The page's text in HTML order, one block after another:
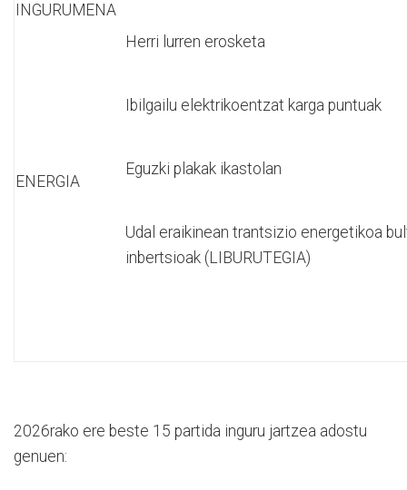
INGURUMENA
Herri lurren erosketa
ENERGIA
Ibilgailu elektrikoentzat karga puntuak
Eguzki plakak ikastolan
Udal eraikinean trantsizio energetikoa
inbertsioak (LIBURUTEGIA)
2026rako ere beste 15 partida inguru jartzea adostu
genuen: